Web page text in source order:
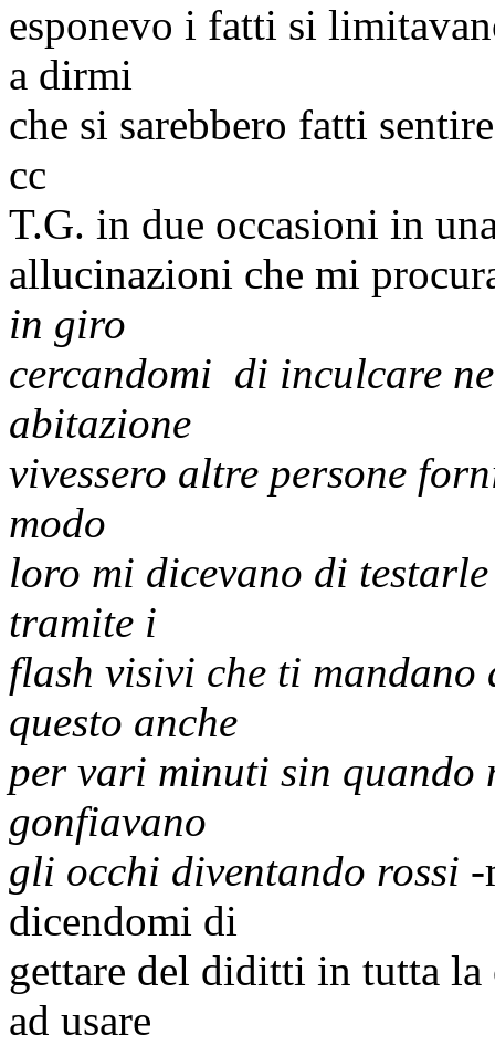
esponevo i fatti si
a dirmi
che si sarebbero fatti
cc
T.G. in due occasioni in
allucinazioni che mi
in giro
cercandomi di inculcare
abitazione
vivessero altre persone
modo
loro mi dicevano di
tramite i
flash visivi che ti mandano
questo anche
per vari minuti sin quando
gonfiavano
gli occhi diventando rossi -
dicendomi di
gettare del diditti in tutta la
ad usare